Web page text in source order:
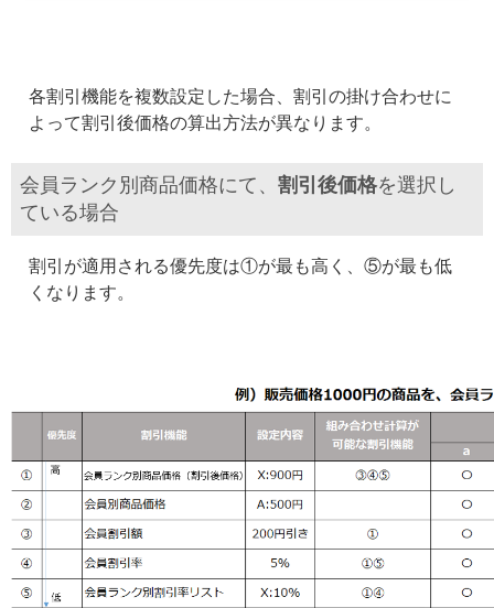
各割引機能を複数設定した場合、割引の掛け合わせに
よって割引後価格の算出方法が異なります。
会員ランク別商品価格にて、 割引後価格を選択し
ている場合
割引が適用される優先度は①が最も高く、⑤が最も低
くなります。